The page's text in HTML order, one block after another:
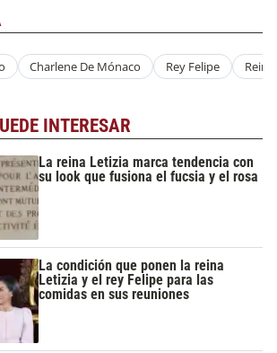
Charlene De Mónaco Rey Felipe
INTERESAR
La reina Letizia marca tendencia con
su look que fusiona el fucsia y el rosa
La condición que ponen la reina
Letizia y el rey Felipe para las
comidas en sus reuniones